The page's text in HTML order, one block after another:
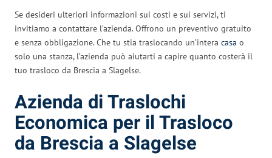
Se desideri ulteriori informazioni sui costi e sui servizi, ti
invitiamo a contattare l’azienda. Offrono un preventivo gratuito
e senza obbligazione. Che tu stia traslocando un’intera casa o
solo una stanza, l’azienda può aiutarti a capire quanto costerà il
tuo trasloco da Brescia a Slagelse.
Azienda di Traslochi
Economica per il Trasloco
da Brescia a Slagelse